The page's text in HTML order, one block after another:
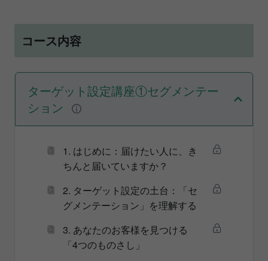
コース内容
ターゲット設定講座①セグメンテー
ション
1. はじめに：届けたい人に、き
ちんと届いていますか？
2. ターゲット設定の土台：「セ
グメンテーション」を理解する
3. あなたのお客様を見つける
「4つのものさし」